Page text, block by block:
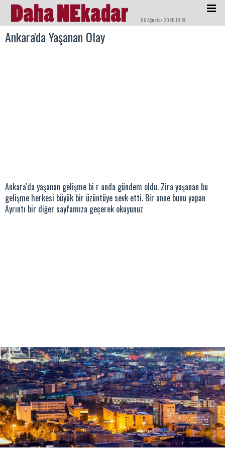
06 Ağustos 2026 10:57
Ankara'da Yaşanan Olay
Ankara'da yaşanan gelişme bi r anda gündem oldu. Zira yaşanan bu
gelişme herkesi büyük bir üzüntüye sevk etti. Bir anne bunu yapan
Ayrıntı bir diğer sayfamıza geçerek okuyunuz